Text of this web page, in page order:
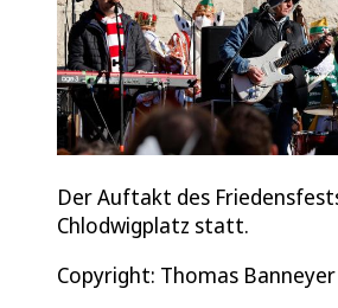
Der Auftakt des
Chlodwigplatz statt.
Copyright: Thomas Banneyer